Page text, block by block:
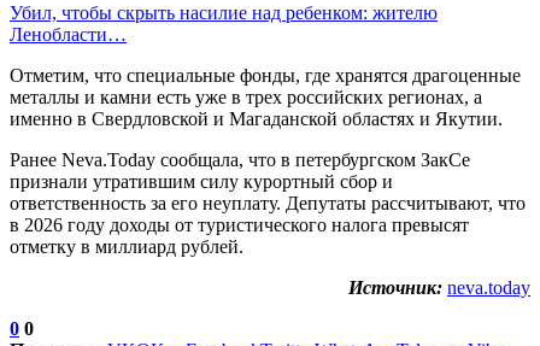
Убил, чтобы скрыть насилие над ребенком: жителю
Ленобласти…
Отметим, что специальные фонды, где хранятся драгоценные
металлы и камни есть уже в трех российских регионах, а
именно в Свердловской и Магаданской областях и Якутии.
Ранее Neva.Today сообщала, что в петербургском ЗакСе
признали утратившим силу курортный сбор и
ответственность за его неуплату. Депутаты рассчитывают, что
в 2026 году доходы от туристического налога превысят
отметку в миллиард рублей.
Источник: neva.today
0 0